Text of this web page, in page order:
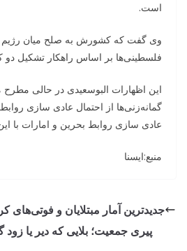
است.
وی گفت که کشورش به صلح میان رژیم
فلسطینی‌ها بر اساس راهکار تشکیل دو
این اظهارات البوسعیدی در حالی
گمانه‌زنی‌ها از احتمال عادی سازی
عادی سازی روابط بحرین و امارات با
منبع:ایسنا
جدیدترین آمار مبتلایان و فوتی‌های
پیری جمعیت؛ بلایی که دیر یا